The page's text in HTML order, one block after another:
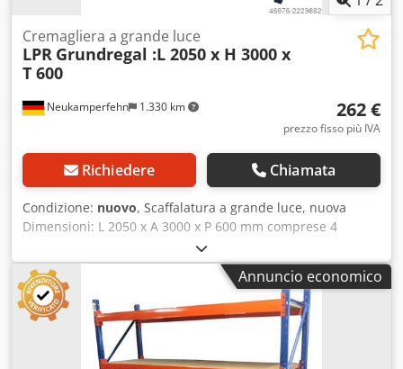
Neukamperfehn 1.330 km
Cremagliera a grande luce
LPR Grundregal :L 2050 x H 3000 x
T 600
262 €
prezzo fisso più IVA
Richiedere Chiamata
Condizione: nuovo, Scaffalatura a grande luce, nuova
Dimensioni: L 2050 x A 3000 x P 600 mm comprese 4
mensole Capacità di carico per mensola: circa 300 kg, con
carico distribuito uniformemente #-#-#-#-#-#-#-#-#-#-#-#-
#-#-#-#-#-# Scaffalatura di base composta da: 2 montanti
per scaffalatura, 600x3000 mm da assemblare, comprese
staffe trasversali e diagonali, piedini in plastica 8 traverse
da 1950 mm, Dodscfbx Iepfx Adzjck comprese le spine di
sicurezza 4 mensole da circa 1940x545 mm, spessore: 22
Annuncio economico